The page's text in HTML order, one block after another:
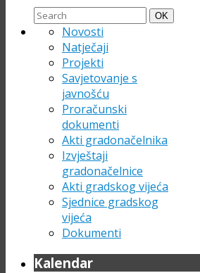
Search
for:
Search
OK
Novosti
Natječaji
Projekti
Savjetovanje s
javnošću
Proračunski
dokumenti
Akti gradonačelnika
Izvještaji
gradonačelnice
Akti gradskog vijeća
Sjednice gradskog
vijeća
Dokumenti
Kalendar